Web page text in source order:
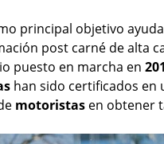
principal objetivo
post carné de alta
puesto en marcha en
han sido certificados en
motoristas en obtener